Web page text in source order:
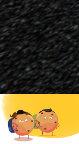
- Copyright